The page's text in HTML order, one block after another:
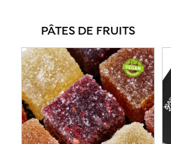
PÂTES DE FRUITS